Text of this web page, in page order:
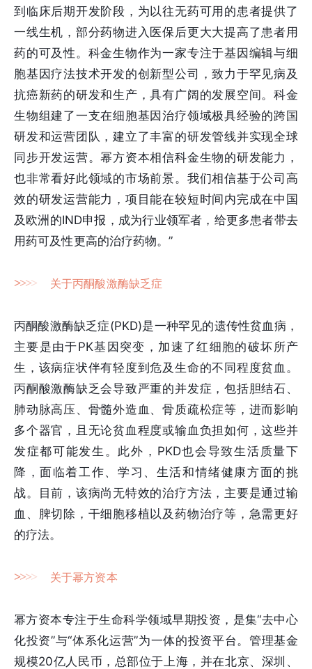
到临床后期开发阶段，为以往无药可用的患者提供了
一线生机，部分药物进入医保后更大大提高了患者用
药的可及性。科金生物作为一家专注于基因编辑与细
胞基因疗法技术开发的创新型公司，致力于罕见病及
抗癌新药的研发和生产，具有广阔的发展空间。科金
生物组建了一支在细胞基因治疗领域极具经验的跨国
研发和运营团队，建立了丰富的研发管线并实现全球
同步开发运营。幂方资本相信科金生物的研发能力，
也非常看好此领域的市场前景。我们相信基于公司高
效的研发运营能力，项目能在较短时间内完成在中国
及欧洲的IND申报，成为行业领军者，给更多患者带去
用药可及性更高的治疗药物。”
>>>> 关于丙酮酸激酶缺乏症
丙酮酸激酶缺乏症(PKD)是一种罕见的遗传性贫血病，
主要是由于PK基因突变，加速了红细胞的破坏所产
生，该病症状伴有轻度到危及生命的不同程度贫血。
丙酮酸激酶缺乏会导致严重的并发症，包括胆结石、
肺动脉高压、骨髓外造血、骨质疏松症等，进而影响
多个器官，且无论贫血程度或输血负担如何，这些并
发症都可能发生。此外，PKD也会导致生活质量下
降，面临着工作、学习、生活和情绪健康方面的挑
战。目前，该病尚无特效的治疗方法，主要是通过输
血、脾切除，干细胞移植以及药物治疗等，急需更好
的疗法。
>>>> 关于幂方资本
幂方资本专注于生命科学领域早期投资，是集“去中心
化投资”与“体系化运营”为一体的投资平台。管理基金
规模20亿人民币，总部位于上海，并在北京、深圳、